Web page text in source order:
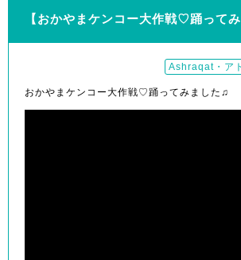
【おかやまケンコー大作戦♡踊って
Ashraqat・ア
おかやまケンコー大作戦♡踊ってみました♫